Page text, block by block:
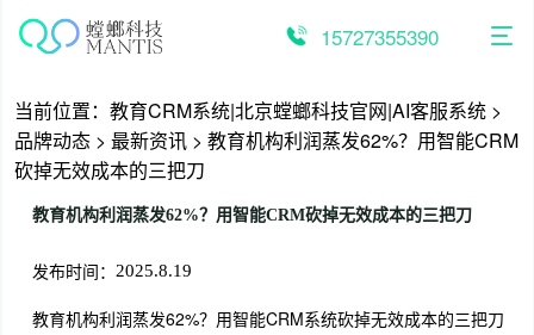
15727355390
当前位置： 教育CRM系统|北京螳螂科技官网|AI客服系统 >
品牌动态 > 最新资讯 > 教育机构利润蒸发62%？用智能CRM
砍掉无效成本的三把刀
教育机构利润蒸发62%？用智能CRM砍掉无效成本的三把刀
发布时间： 2025.8.19
教育机构利润蒸发62%？用智能CRM系统砍掉无效成本的三把刀